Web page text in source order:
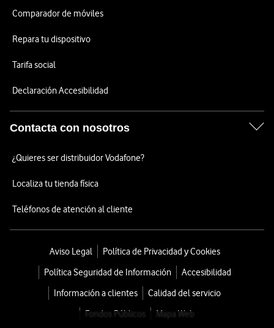
Comparador de móviles
Repara tu dispositivo
Tarifa social
Declaración Accesibilidad
Contacta con nosotros
¿Quieres ser distribuidor Vodafone?
Localiza tu tienda física
Teléfonos de atención al cliente
Aviso Legal
Política de Privacidad y Cookies
Política Seguridad de Información
Accesibilidad
Información a clientes
Calidad del servicio
Fondos Públicos
Mapa Web